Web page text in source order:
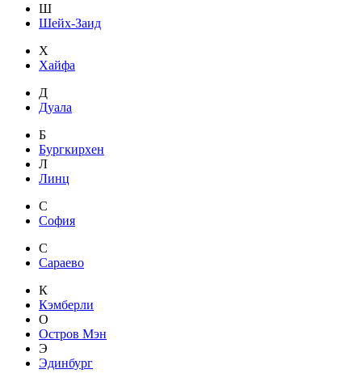
Ш
Шейх-Заид
Х
Хайфа
Д
Дуала
Б
Бургкирхен
Л
Линц
С
София
С
Сараево
К
Кэмберли
О
Остров Мэн
Э
Эдинбург